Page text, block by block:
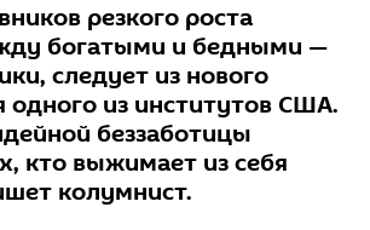
резкого роста
богатыми и бедными —
следует из нового
одного из институтов США.
беззаботицы
кто выжимает из себя
колумнист.